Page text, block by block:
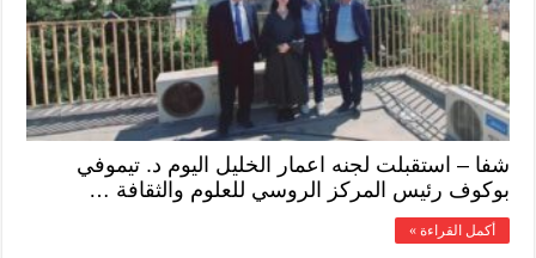
شفا – استقبلت لجنه اعمار الخليل اليوم د. تيموفي
بوكوف رئيس المركز الروسي للعلوم والثقافة …
أكمل القراءة »